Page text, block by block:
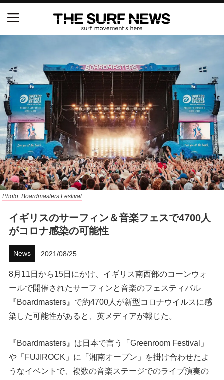
Photo: Boardmasters Festival
イギリスのサーフィン＆音楽フェスで4700人
がコロナ感染の可能性
News 2021/08/25
8月11日から15日にかけ、イギリス南西部のコーンウォ
ールで開催されたサーフィンと音楽のフェスティバル
『Boardmasters』で約4700人が新型コロナウイルスに感
染した可能性があると、英メディアが報じた。
『Boardmasters』は日本で言う「Greenroom Festival」
や「FUJIROCK」に「湘南オープン」を掛け合わせたよ
うなイベントで、複数の音楽ステージでのライブ演奏の
NSAと茅ヶ崎市が包括連携協定を締結 自治体との
協定は全国初、サーフィンを軸に地域活性化へ
【五十嵐カノア独占インタビュー】旧友レオ、ジャ
ックとの豪華プライベートセッション
S.ONE ショート＆ロング開幕戦・現地リポート（高
橋みなと）
ニュース
製品情報
特集
試合
ウェストジャパン
イベント・リリース